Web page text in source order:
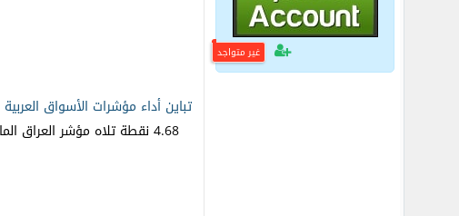
غير متواجد
تباين أداء مؤشرات الأسواق العربية
4.68 نقطة تلاه مؤشر العراق المالي نما بقيمة 0.22 نقطة، باستثناء مؤشر البحرين المالي خسر بقيمة 0.22 نقطة ومؤشر عمّان المالي تراجع بقيمة 3.28 نقطة.